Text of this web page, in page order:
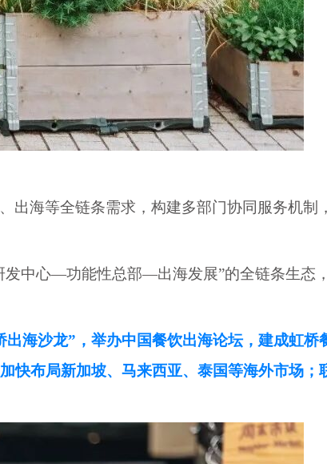
出海等全链条需求，构建多部门协同服务机制
发中心—功能性总部—出海发展”的全链条生态
出海沙龙”，举办中国餐饮出海论坛，建成虹桥
快布局新加坡、马来西亚、泰国等海外市场；